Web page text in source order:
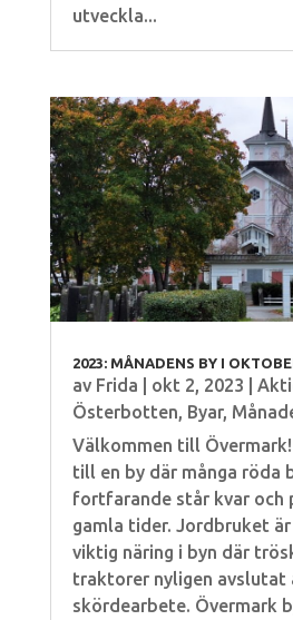
utveckla...
2023: MÅNADENS BY I
av Frida okt 2, 2023
Österbotten, Byar,
Välkommen till
till en by där många röda
fortfarande står kvar och
gamla tider. Jordbruket
viktig näring i byn där
traktorer nyligen avslutat
skördearbete. Övermark